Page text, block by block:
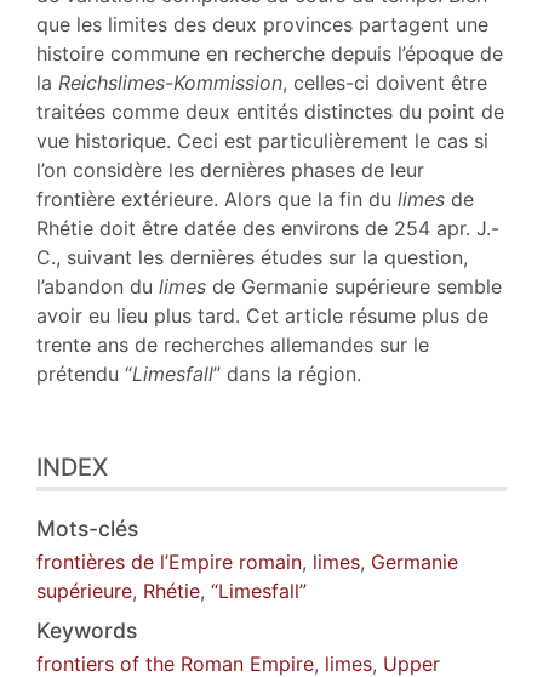
Citer cet article
Auteurs
que les limites des deux provinces partagent une
histoire commune en recherche depuis l’époque de
la Reichslimes-Kommission, celles-ci doivent être
traitées comme deux entités distinctes du point de
vue historique. Ceci est particulièrement le cas si
l’on considère les dernières phases de leur
frontière extérieure. Alors que la fin du limes de
Rhétie doit être datée des environs de 254 apr. J.-
C., suivant les dernières études sur la question,
l’abandon du limes de Germanie supérieure semble
avoir eu lieu plus tard. Cet article résume plus de
trente ans de recherches allemandes sur le
prétendu “Limesfall” dans la région.
INDEX
Mots-clés
frontières de l’Empire romain, limes, Germanie
supérieure, Rhétie, “Limesfall”
Keywords
frontiers of the Roman Empire, limes, Upper